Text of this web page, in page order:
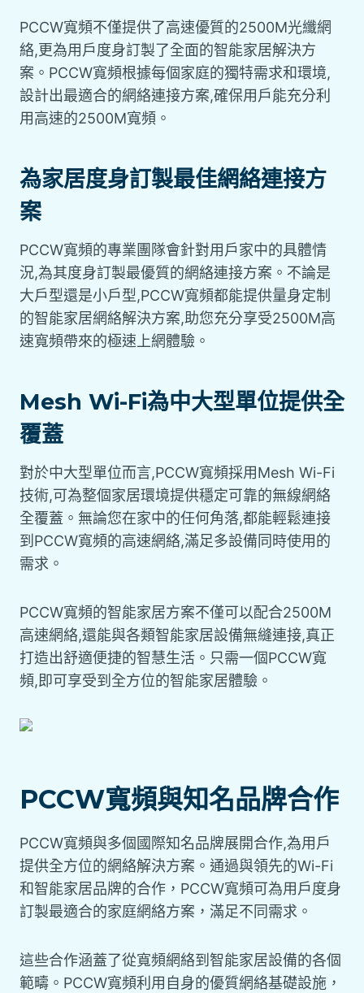
PCCW寬頻不僅提供了高速優質的2500M光纖網
絡,更為用戶度身訂製了全面的智能家居解決方
案。PCCW寬頻根據每個家庭的獨特需求和環境,
設計出最適合的網絡連接方案,確保用戶能充分利
用高速的2500M寬頻。
為家居度身訂製最佳網絡連接方
案
PCCW寬頻的專業團隊會針對用戶家中的具體情
況,為其度身訂製最優質的網絡連接方案。不論是
大戶型還是小戶型,PCCW寬頻都能提供量身定制
的智能家居網絡解決方案,助您充分享受2500M高
速寬頻帶來的極速上網體驗。
Mesh Wi-Fi為中大型單位提供全
覆蓋
對於中大型單位而言,PCCW寬頻採用Mesh Wi-Fi
技術,可為整個家居環境提供穩定可靠的無線網絡
全覆蓋。無論您在家中的任何角落,都能輕鬆連接
到PCCW寬頻的高速網絡,滿足多設備同時使用的
需求。
PCCW寬頻的智能家居方案不僅可以配合2500M
高速網絡,還能與各類智能家居設備無縫連接,真正
打造出舒適便捷的智慧生活。只需一個PCCW寬
頻,即可享受到全方位的智能家居體驗。
PCCW寬頻與知名品牌合作
PCCW寬頻與多個國際知名品牌展開合作,為用戶
提供全方位的網絡解決方案。通過與領先的Wi-Fi
和智能家居品牌的合作，PCCW寬頻可為用戶度身
訂製最適合的家庭網絡方案，滿足不同需求。
這些合作涵蓋了從寬頻網絡到智能家居設備的各個
範疇。PCCW寬頻利用自身的優質網絡基礎設施，